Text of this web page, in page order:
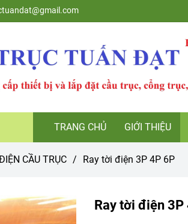
TRANG CHỦ GIỚI THIỆU
CẦU TRỤC / Ray tời điện 3P 4P 6P
Ray tời điện 3P